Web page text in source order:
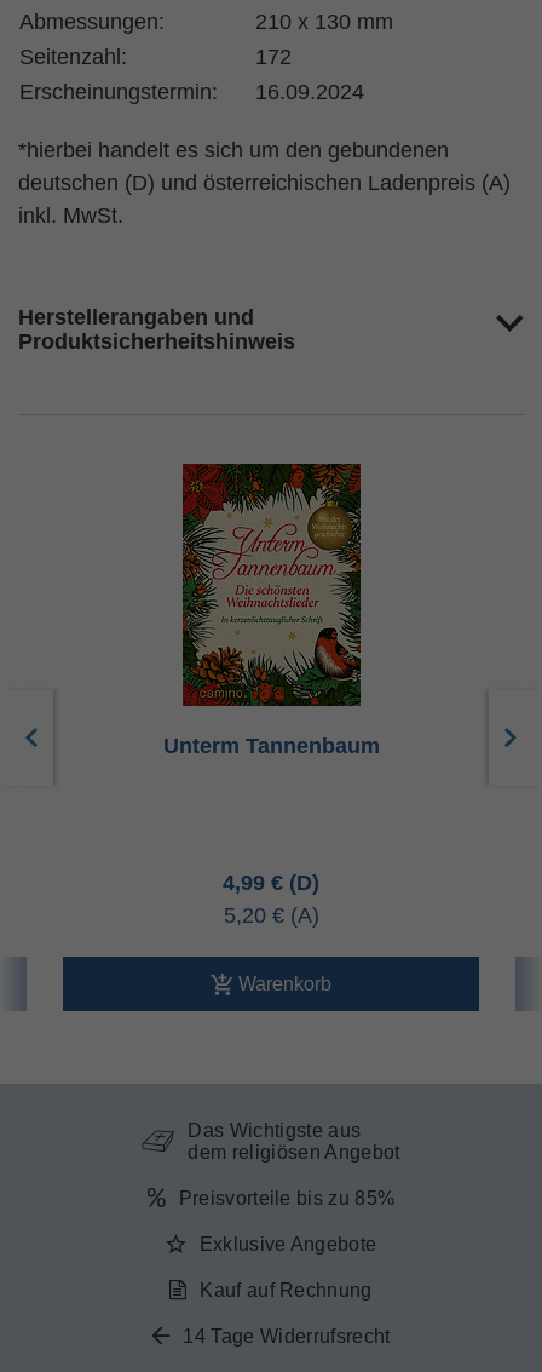
Abmessungen:
210 x 130 mm
Seitenzahl:
172
Erscheinungstermin:
16.09.2024
*hierbei handelt es sich um den gebundenen
deutschen (D) und österreichischen Ladenpreis (A)
inkl. MwSt.
Herstellerangaben und
Produktsicherheitshinweis
Unterm Tannenbaum
4,99 €
5,20 €
Warenkorb
Das Wichtigste aus
dem religiösen Angebot
Preisvorteile bis zu 85%
Exklusive Angebote
Kauf auf Rechnung
14 Tage Widerrufsrecht